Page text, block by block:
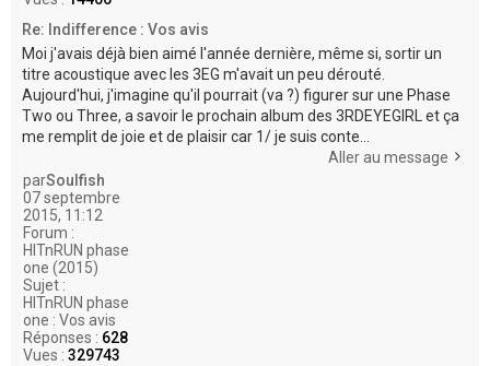
Re: Indifference : Vos avis
Moi j'avais déjà bien aimé l'année dernière, même si, sortir un
titre acoustique avec les 3EG m'avait un peu dérouté.
Aujourd'hui, j'imagine qu'il pourrait (va ?) figurer sur une Phase
Two ou Three, a savoir le prochain album des 3RDEYEGIRL et ça
me remplit de joie et de plaisir car 1/ je suis conte...
Aller au message
parSoulfish
07 septembre
2015, 11:12
Forum :
HITnRUN phase
one (2015)
Sujet :
HITnRUN phase
one : Vos avis
Réponses : 628
Vues : 329743